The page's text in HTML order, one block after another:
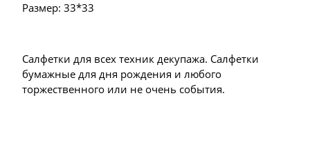
Размер: 33*33
Салфетки для всех техник декупажа. Салфетки
бумажные для дня рождения и любого
торжественного или не очень события.